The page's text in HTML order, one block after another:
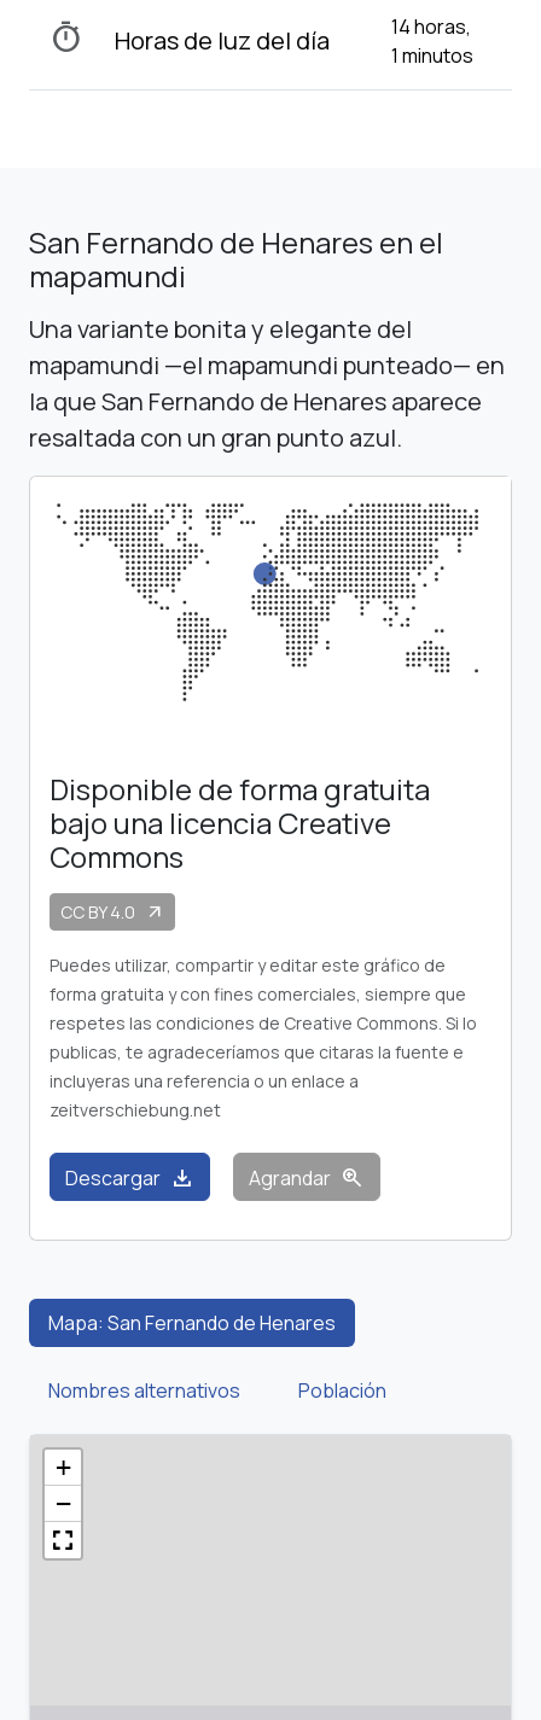
timer Horas de luz del día
14 horas,
1 minutos
San Fernando de Henares en el
mapamundi
Una variante bonita y elegante del
mapamundi —el mapamundi punteado— en
la que San Fernando de Henares aparece
resaltada con un gran punto azul.
Disponible de forma gratuita
bajo una licencia Creative
Commons
CC BY 4.0 arrow_outward
Puedes utilizar, compartir y editar este gráfico de
forma gratuita y con fines comerciales, siempre que
respetes las condiciones de Creative Commons. Si lo
publicas, te agradeceríamos que citaras la fuente e
incluyeras una referencia o un enlace a
zeitverschiebung.net
Descargar download Agrandar zoom_in
Mapa: San Fernando de Henares
Nombres alternativos Población
+
−